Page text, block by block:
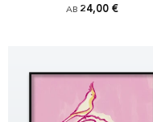
AB 24,00 €